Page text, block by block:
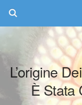
L’origine
È Stata